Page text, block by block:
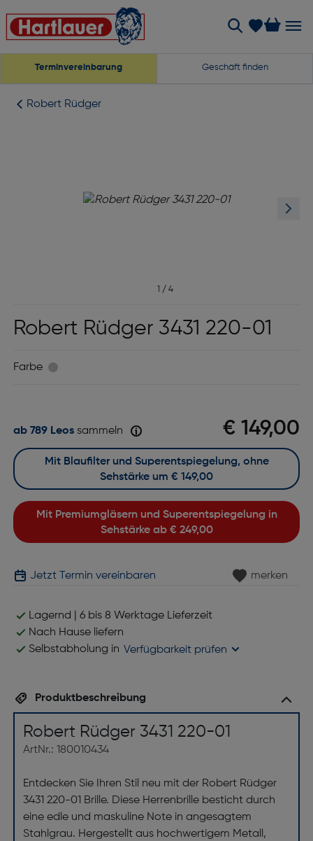
Terminvereinbarung Geschäft finden
Robert Rüdger
1 / 4
Robert Rüdger 3431 220-01
Farbe
€ 149,00
ab 789 Leossammeln
Mit Premiumgläsern und Superentspiegelung in
Sehstärke ab € 249,00
Mit Blaufilter und Superentspiegelung, ohne
Sehstärke um € 149,00
Jetzt Termin vereinbaren merken
Lagernd | 6 bis 8 Werktage Lieferzeit
Nach Hause liefern
Selbstabholung in Verfügbarkeit prüfen
Produktbeschreibung
Robert Rüdger 3431 220-01
ArtNr.: 180010434
Entdecken Sie Ihren Stil neu mit der Robert Rüdger
3431 220-01 Brille. Diese Herrenbrille besticht durch
eine edle und maskuline Note in angesagtem
Stahlgrau. Hergestellt aus hochwertigem Metall,